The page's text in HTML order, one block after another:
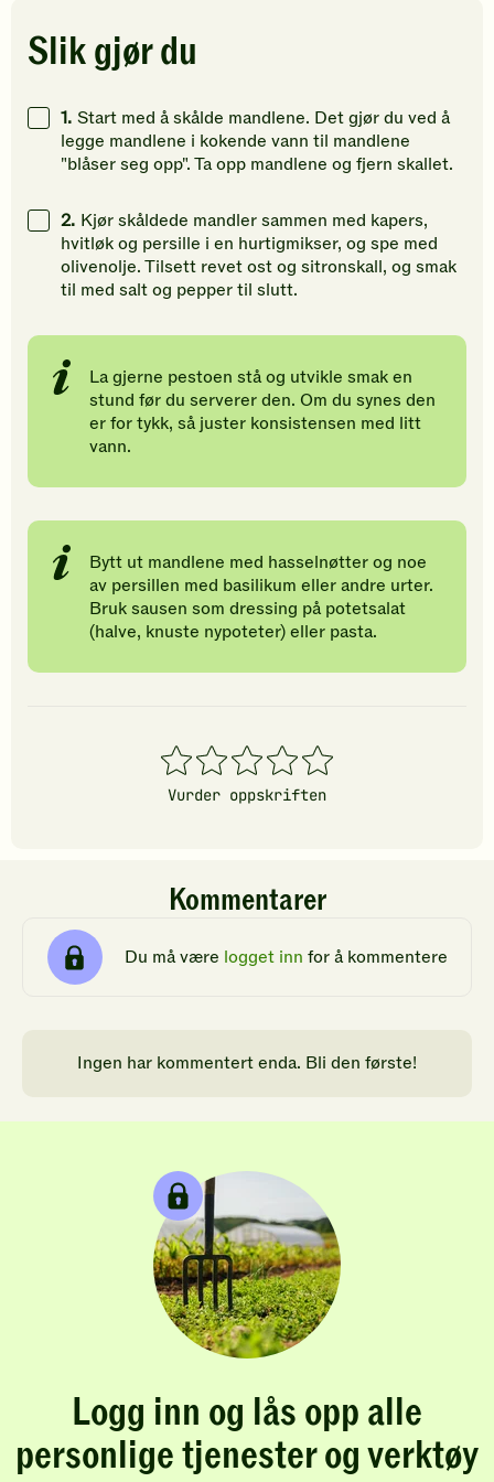
stjerner.
Klikk
å
gi
vurdering.
vurdere
denne
oppskriften.
gi
din
Slik gjør du
1. Start med å skålde mandlene. Det gjør du ved å
legge mandlene i kokende vann til mandlene
"blåser seg opp". Ta opp mandlene og fjern skallet.
2. Kjør skåldede mandler sammen med kapers,
hvitløk og persille i en hurtigmikser, og spe med
olivenolje. Tilsett revet ost og sitronskall, og smak
til med salt og pepper til slutt.
La gjerne pestoen stå og utvikle smak en
stund før du serverer den. Om du synes den
er for tykk, så juster konsistensen med litt
vann.
Bytt ut mandlene med hasselnøtter og noe
av persillen med basilikum eller andre urter.
Bruk sausen som dressing på potetsalat
(halve, knuste nypoteter) eller pasta.
1
stjerner
2
stjerner
3
stjerner
4
stjerner
5
stjerner
Vurder oppskriften
Kommentarer
Du må være logget inn for å kommentere
Ingen har kommentert enda. Bli den første!
Logg inn og lås opp alle
personlige tjenester og verktøy